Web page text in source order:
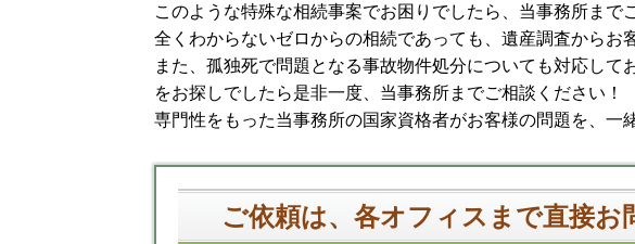
このような特殊な相続事案でお困りでしたら、当事務所まで
全くわからないゼロからの相続であっても、遺産調査からお
また、孤独死で問題となる事故物件処分についても対応し
をお探しでしたら是非一度、当事務所までご相談ください！
専門性をもった当事務所の国家資格者がお客様の問題を、一
ご依頼は、各オフィスまで直接お